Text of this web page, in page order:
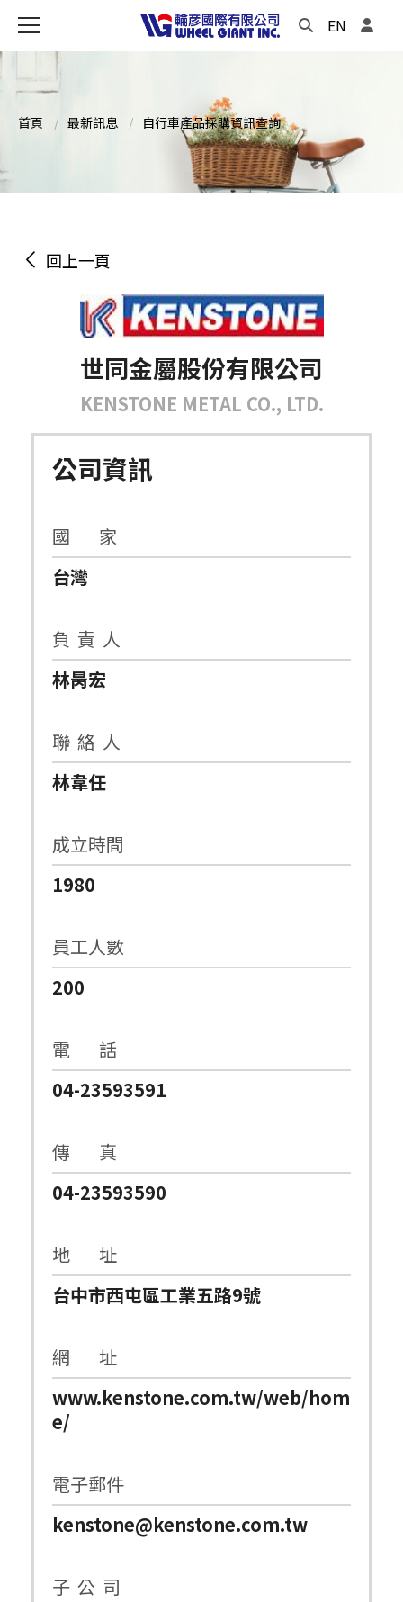
EN
首頁 最新訊息 自行車產品採購資訊查詢
回上一頁
世同金屬股份有限公司
KENSTONE METAL CO., LTD.
公司資訊
國 家
台灣
負 責 人
林昺宏
聯 絡 人
林韋任
成立時間
1980
員工人數
200
電 話
04-23593591
傳 真
04-23593590
地 址
台中市西屯區工業五路9號
網 址
www.kenstone.com.tw/web/hom
e/
電子郵件
kenstone@kenstone.com.tw
子 公 司